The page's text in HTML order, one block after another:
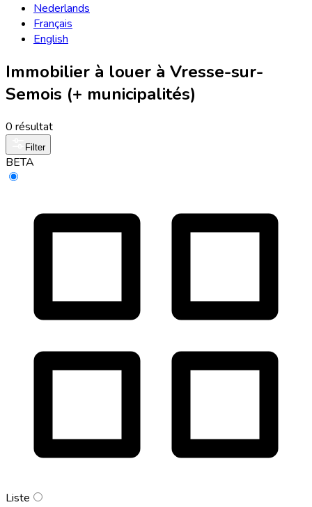
Nederlands
Français
English
Immobilier à louer à Vresse-sur-
Semois (+ municipalités)
0 résultat
Filter
BETA
Liste